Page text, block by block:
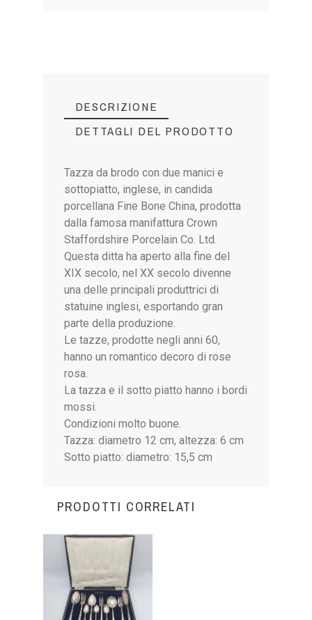
DESCRIZIONE
DETTAGLI DEL PRODOTTO
Tazza da brodo con due manici e
sottopiatto, inglese, in candida
porcellana Fine Bone China, prodotta
dalla famosa manifattura Crown
Staffordshire Porcelain Co. Ltd.
Questa ditta ha aperto alla fine del
XIX secolo, nel XX secolo divenne
una delle principali produttrici di
statuine inglesi, esportando gran
parte della produzione.
Le tazze, prodotte negli anni 60,
hanno un romantico decoro di rose
rosa.
La tazza e il sotto piatto hanno i bordi
mossi.
Condizioni molto buone.
Tazza: diametro 12 cm, altezza: 6 cm
Sotto piatto: diametro: 15,5 cm
PRODOTTI CORRELATI